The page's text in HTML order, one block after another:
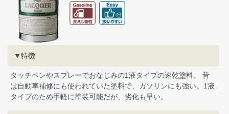
▼特徴
タッチペンやスプレーでおなじみの1液タイプの速乾塗料。 昔
は自動車補修にも使われていた塗料で、ガソリンにも強い。1液
タイプのため手軽に塗装可能だが、劣化も早い。